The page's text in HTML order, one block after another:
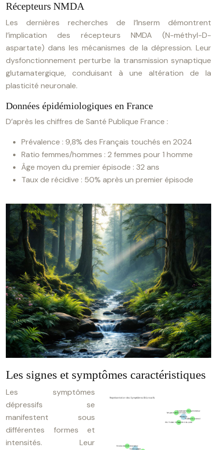
Récepteurs NMDA
Les dernières recherches de l’Inserm démontrent
l’implication des récepteurs NMDA (N-méthyl-D-
aspartate) dans les mécanismes de la dépression. Leur
dysfonctionnement perturbe la transmission synaptique
glutamatergique, conduisant à une altération de la
plasticité neuronale.
Données épidémiologiques en France
D’après les chiffres de Santé Publique France :
Prévalence : 9,8% des Français touchés en 2024
Ratio femmes/hommes : 2 femmes pour 1 homme
Âge moyen du premier épisode : 32 ans
Taux de récidive : 50% après un premier épisode
Les signes et symptômes caractéristiques
Les symptômes
dépressifs se
manifestent sous
différentes formes et
intensités. Leur